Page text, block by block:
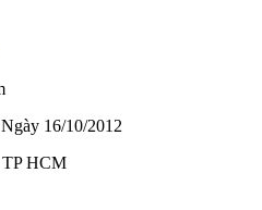
16/10/2012
HCM